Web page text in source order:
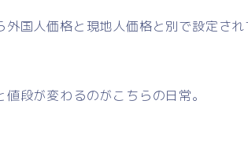
国人価格と現地人価格と別で設定され
段が変わるのがこちらの日常。